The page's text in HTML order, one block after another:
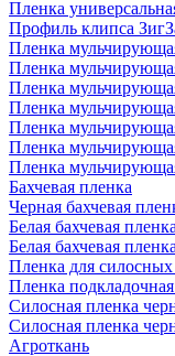
Пленка
Профиль клипса
Пленка
Пленка
Пленка
Пленка
Пленка
Пленка
Пленка
Бахчевая пленка
Черная бахчевая
Белая бахчевая
Белая бахчевая
Пленка для
Пленка
Силосная пленка
Силосная пленка
Агроткань